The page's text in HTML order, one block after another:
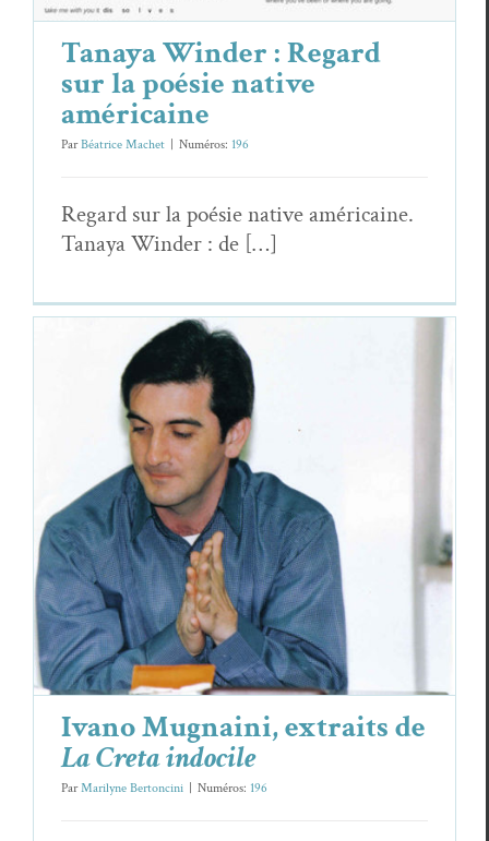
Tanaya Winder : Regard
sur la poésie native
américaine
ParBéatrice Machet Numéros: 196
Regard sur la poésie native améri­caine.
Tanaya Winder : de […]
Ivano Mugnaini, extraits de
indocile
Essais & Chroniques
Ivano Mugnaini, extraits de
La Creta indocile
ParMarilyne Bertoncini Numéros: 196